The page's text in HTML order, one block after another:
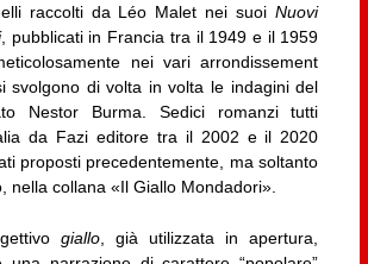
raccolti da Léo Malet nei suoiNuovi
, pubblicati in Francia tra il 1949 e il 1959
nei vari arrondissement
svolgono di volta in volta le indagini del
Nestor Burma. Sedici romanzi tutti
da Fazi editore tra il 2002 e il 2020
proposti precedentemente, ma soltanto
nella collana «Il Giallo Mondadori».
giallo, già utilizzata in apertura,